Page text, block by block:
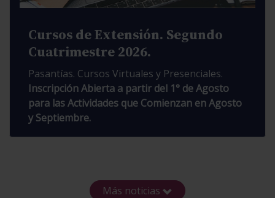
Cursos de Extensión. Segundo
Cuatrimestre 2026.
Pasantías. Cursos Virtuales y Presenciales.
Inscripción Abierta a partir del 1° de Agosto
para las Actividades que Comienzan en Agosto
y Septiembre.
Más noticias